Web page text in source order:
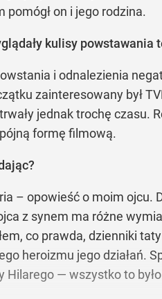
pomógł on i jego rodzina.
kulisy powstawania
i odnalezienia
zainteresowany był
jednak trochę czasu.
formę filmową.
– opowieść o moim ojcu.
z synem ma różne
co prawda, dzienniki
heroizmu jego
Hilarego — wszystko to